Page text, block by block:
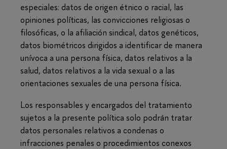
especiales: datos de origen étnico o racial, las
opiniones políticas, las convicciones religiosas o
filosóficas, o la afiliación sindical, datos genéticos,
datos biométricos dirigidos a identificar de manera
unívoca a una persona física, datos relativos a la
salud, datos relativos a la vida sexual o a las
orientaciones sexuales de una persona física.
Los responsables y encargados del tratamiento
sujetos a la presente política solo podrán tratar
datos personales relativos a condenas o
infracciones penales o procedimientos conexos